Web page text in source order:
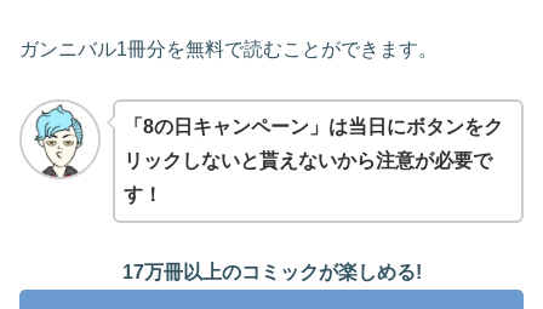
ガンニバル1冊分を無料で読むことができます。
「8の日キャンペーン」は当日にボタンをク
リックしないと貰えないから注意が必要で
す！
17万冊以上のコミックが楽しめる!